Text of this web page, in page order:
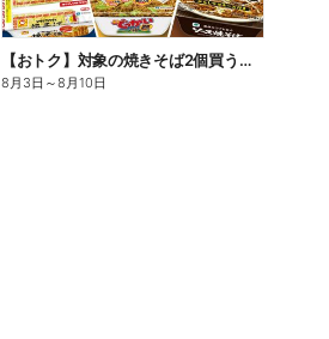
【おトク】対象の焼きそば2個買うと100円引き!
8月3日 ～8月10日